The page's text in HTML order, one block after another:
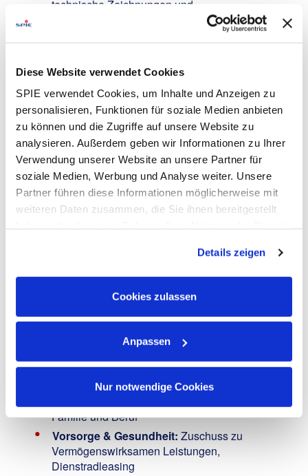
Diese Website verwendet Cookies
SPIE verwendet Cookies, um Inhalte und Anzeigen zu
personalisieren, Funktionen für soziale Medien anbieten
zu können und die Zugriffe auf unsere Website zu
analysieren. Außerdem geben wir Informationen zu Ihrer
Verwendung unserer Website an unsere Partner für
soziale Medien, Werbung und Analyse weiter. Unsere
Partner führen diese Informationen möglicherweise mit
weiteren Daten zusammen, die Sie ihnen bereitgestellt
Verarbeitung Ihrer Daten in den USA ein. Alle weiteren
Informationen zu Cookies finden Sie in unseren
Datenschutzhinweisen.
Details zeigen
Cookies zulassen
Anpassen
Nur notwendige Cookies
technische Zeichnungen und
Leistungsverzeichnisse sowie für Materialien im
Bereich Elektro (Kabel, Verteilungen,
Fachliche & analytische Kompetenzen:
sowie Kenntnisse in gängigen
Kalkulationsprogrammen
IT-Kenntnisse:MS-Office Kenntnisse,
insbesondere Excel
Notwendige Sprachkenntnisse:
Deutschkenntnisse auf Niveau B2
Wir bieten:
internationalen Umfeld bei einem krisensicheren,
Vergütung & Zusatzleistungen:
leistungsbezogene und faire Bezahlung,
Urlaubs- und Weihnachtsgeld
Erholung an freien Tagen
Flexibilität & Erholung: 30 Tage Urlaub, flexible
Familie und Beruf
Vorsorge & Gesundheit: Zuschuss zu
Vermögenswirksamen Leistungen,
Dienstradleasing